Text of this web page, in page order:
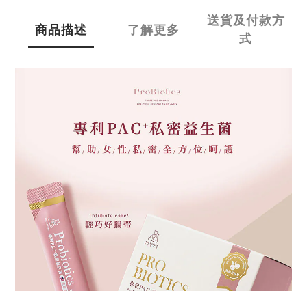
商品描述 了解更多
送貨及付款方
式